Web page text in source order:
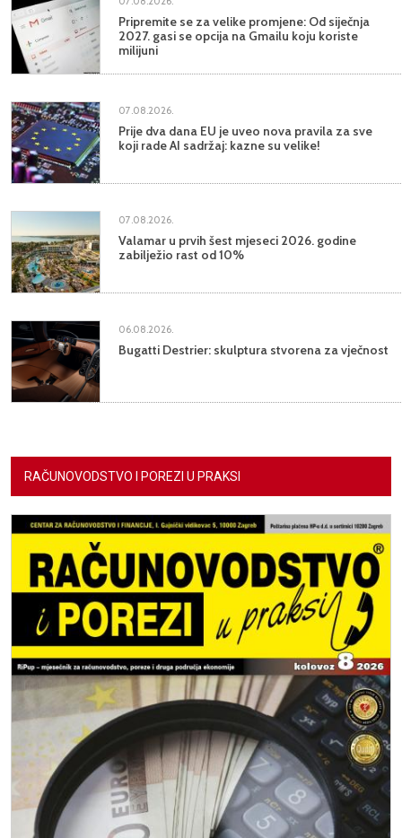
Pripremite se za velike promjene: Od siječnja
2027. gasi se opcija na Gmailu koju koriste
milijuni
07.08.2026.
Prije dva dana EU je uveo nova pravila za sve
koji rade AI sadržaj: kazne su velike!
07.08.2026.
Valamar u prvih šest mjeseci 2026. godine
zabilježio rast od 10%
06.08.2026.
Bugatti Destrier: skulptura stvorena za vječnost
RAČUNOVODSTVO I POREZI U PRAKSI